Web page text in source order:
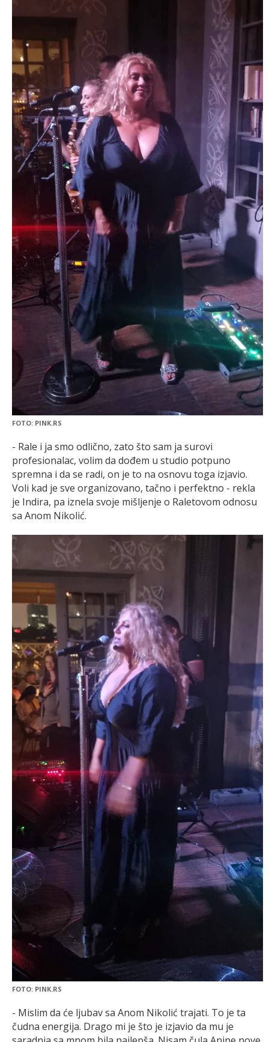
FOTO: PINK.RS
- Rale i ja smo odlično, zato što sam ja surovi
profesionalac, volim da dođem u studio potpuno
spremna i da se radi, on je to na osnovu toga izjavio.
Voli kad je sve organizovano, tačno i perfektno - rekla
je Indira, pa iznela svoje mišljenje o Raletovom odnosu
sa Anom Nikolić.
FOTO: PINK.RS
- Mislim da će ljubav sa Anom Nikolić trajati. To je ta
čudna energija. Drago mi je što je izjavio da mu je